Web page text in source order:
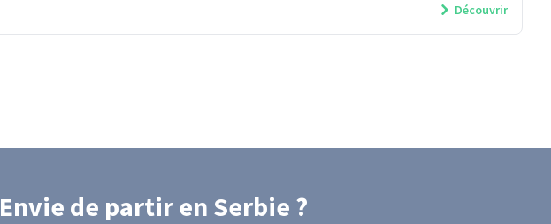
Découvrir
Envie de partiren Serbie ?